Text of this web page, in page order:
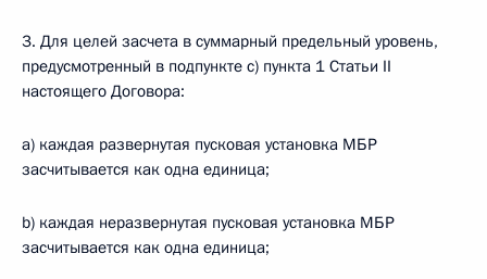
3. Для целей засчета в суммарный предельный уровень,
предусмотренный в подпункте с) пункта 1 Статьи II
настоящего Договора:
a) каждая развернутая пусковая установка МБР
засчитывается как одна единица;
b) каждая неразвернутая пусковая установка МБР
засчитывается как одна единица;